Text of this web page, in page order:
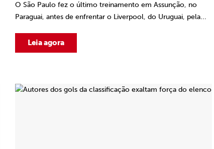
O São Paulo fez o último treinamento em Assunção, no
Paraguai, antes de enfrentar o Liverpool, do Uruguai, pela...
Leia agora